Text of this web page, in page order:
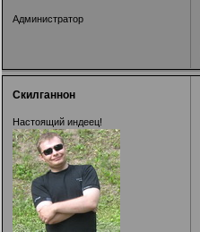
Администратор
Скилганнон
Настоящий индеец!